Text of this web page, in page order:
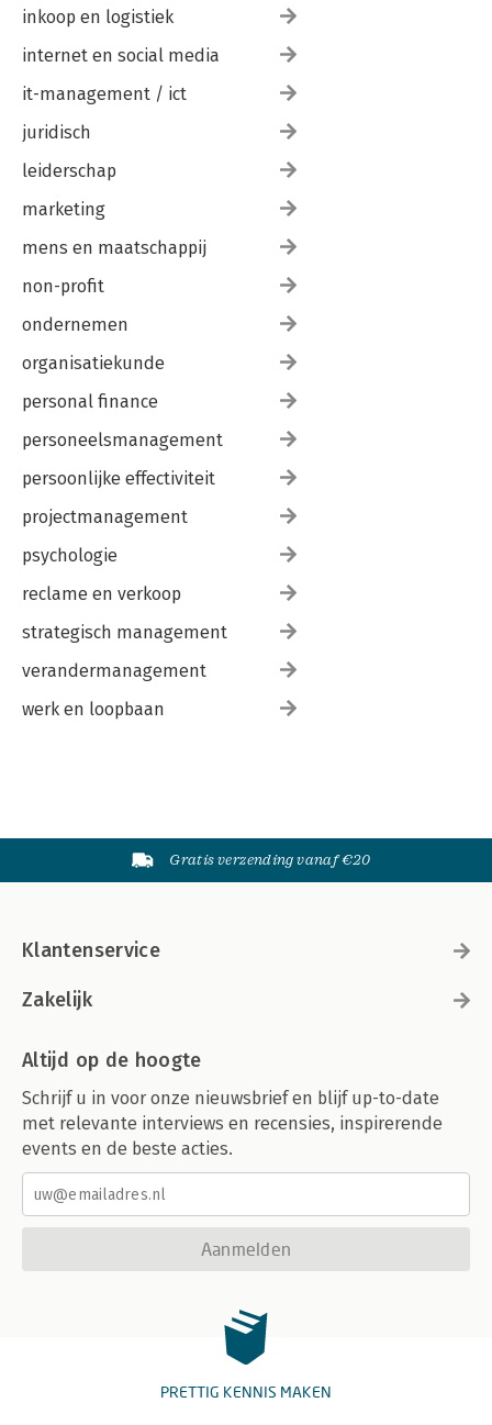
inkoop en logistiek
internet en social media
it-management / ict
juridisch
leiderschap
marketing
mens en maatschappij
non-profit
ondernemen
organisatiekunde
personal finance
personeelsmanagement
persoonlijke effectiviteit
projectmanagement
psychologie
reclame en verkoop
strategisch management
verandermanagement
werk en loopbaan
Gratis verzending vanaf €20
Klantenservice
Zakelijk
Altijd op de hoogte
Schrijf u in voor onze nieuwsbrief en blijf up-to-date
met relevante interviews en recensies, inspirerende
events en de beste acties.
Aanmelden
PRETTIG KENNIS MAKEN